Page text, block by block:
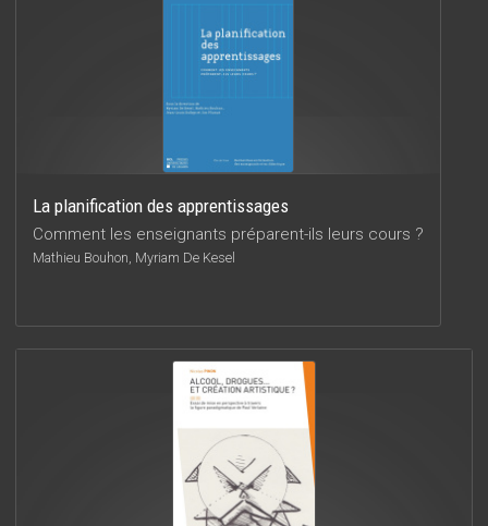
La planification des apprentissages
Comment les enseignants préparent-ils leurs cours ?
Mathieu Bouhon, Myriam De Kesel